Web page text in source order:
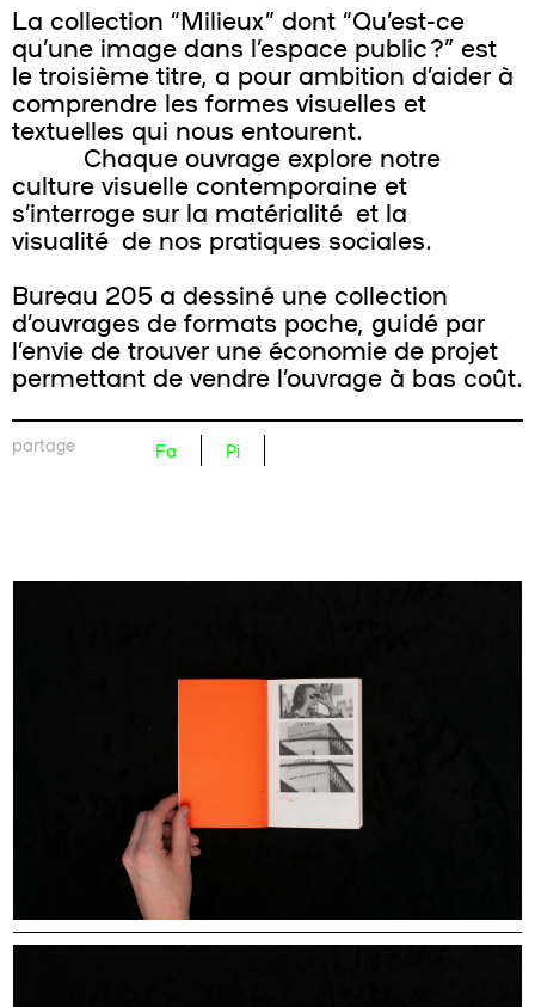
La collection “Milieux” dont “Qu’est-ce
qu’une image dans l’espace public ?” est
le troisième titre, a pour ambition d’aider à
comprendre les formes visuelles et
textuelles qui nous entourent.
Chaque ouvrage explore notre
culture visuelle contemporaine et
s’interroge sur la matérialité et la
visualité de nos pratiques sociales.
Bureau 205 a dessiné une collection
d’ouvrages de formats poche, guidé par
l’envie de trouver une économie de projet
permettant de vendre l’ouvrage à bas coût.
partage Fa Pi